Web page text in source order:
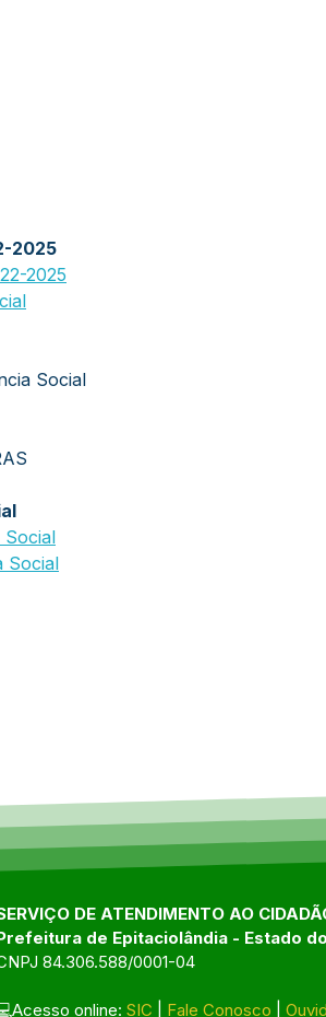
2025
2025
Social
Social
Social
DE ATENDIMENTO AO
de Epitaciolândia - Estado
84.306.588/0001-04
online: SIC Fale Conosco